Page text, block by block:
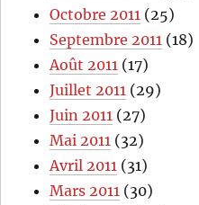
Octobre 2011 (25)
Septembre 2011 (18)
Août 2011 (17)
Juillet 2011 (29)
Juin 2011 (27)
Mai 2011 (32)
Avril 2011 (31)
Mars 2011 (30)